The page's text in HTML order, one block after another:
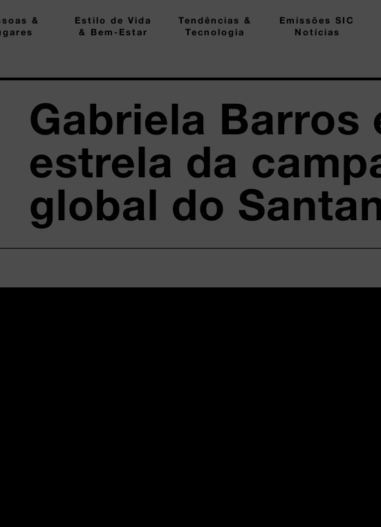
&
Estilo de Vida
& Bem-Estar
Tendências &
Tecnologia
Emissões SIC
Notícias
Gabriela Barros
estrela da
global do